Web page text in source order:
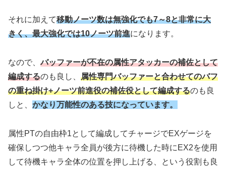
それに加えて移動ノーツ数は無強化でも7～8と非常に大
きく、最大強化では10ノーツ前進になります。
なので、バッファーが不在の属性アタッカーの補佐として
編成するのも良し、 属性専門バッファーと合わせてのバフ
の重ね掛け+ノーツ前進役の補佐役として編成するのも良
しと、 かなり万能性のある技になっています。
属性PTの自由枠1として編成してチャージでEXゲージを
確保しつつ他キャラ全員が後方に待機した時にEX2を使用
して待機キャラ全体の位置を押し上げる、という役割も良